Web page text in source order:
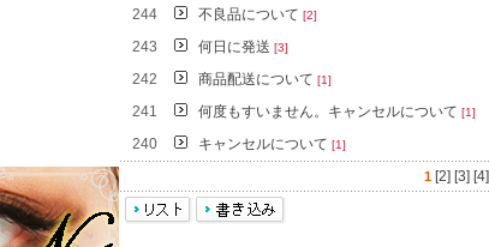
244
不良品について [2]
243
何日に発送 [3]
242
商品配送について [1]
241
何度もすいません。キャンセルについて [1]
240
キャンセルについて [1]
1 [2] [3] [4]